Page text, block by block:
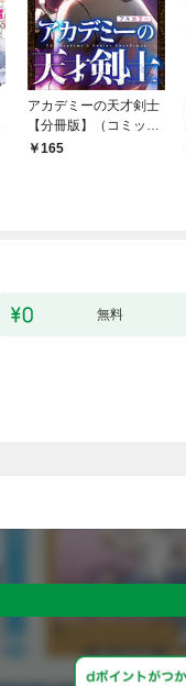
アカデミーの天才剣士
【分冊版】（コミッ
ク） １話【フルカラ
165
無料